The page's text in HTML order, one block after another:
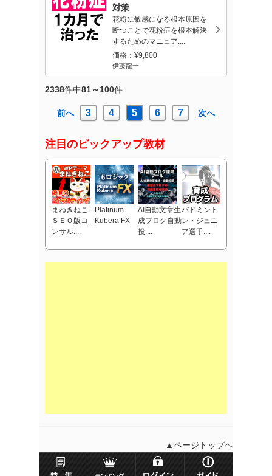
対策
花粉に敏感になる根本原因を
断つことで花粉症を根本解決
するためのマニュア....
価格：¥9,800
伊藤龍一
2338件中81～100件
前へ 3 4 5 6 7 次へ
注目のピックアップ教材
まねきねこ
ＳＥＯ版コ
ンサル....
Platinum
Kubera FX
AI自動文章生
成ブログ自動
投....
バドミント
ン・ジュニ
ア選手....
▲ページトップへ